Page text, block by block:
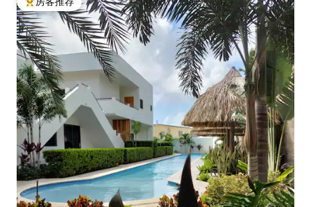
热门「房客推荐」